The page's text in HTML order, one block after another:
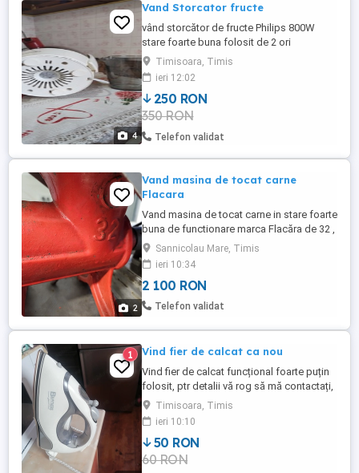
4
Vand Storcator fructe
vând storcător de fructe Philips 800W
stare foarte buna folosit de 2 ori
Timisoara, Timis
ieri 12:02
250 RON
350 RON
Telefon validat
2
Vand masina de tocat carne
Flacara
Vand masina de tocat carne in stare foarte
buna de functionare marca Flacăra de 32 ,
turatie de 78 ture min , motor monofazic
de 0,75 watt , piulita nou facuta , fara joc ,
tava alimentare si șasiu din inox , picioare
reglabile ! Se vinde completa , cu cutit si
site de , 3 , 6 si 8 mm ascutite si ...
Sannicolau Mare, Timis
ieri 10:34
2 100 RON
Telefon validat
1 Vind fier de calcat ca nou
Vind fier de calcat funcțional foarte puțin
folosit, ptr detalii vă rog să mă contactați,
mulțumesc
Timisoara, Timis
ieri 10:10
50 RON
60 RON